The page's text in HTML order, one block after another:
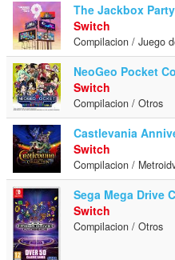
The Jackbox
Switch
Compilacion / Juego
NeoGeo Pocket
Switch
Compilacion / Otros
Castlevania
Switch
Compilacion /
Sega Mega Drive
Switch
Compilacion / Otros